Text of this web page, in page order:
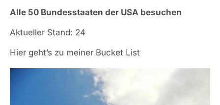
Alle 50 Bundesstaaten der USA besuchen
Aktueller Stand: 24
Hier geht’s zu meiner Bucket List